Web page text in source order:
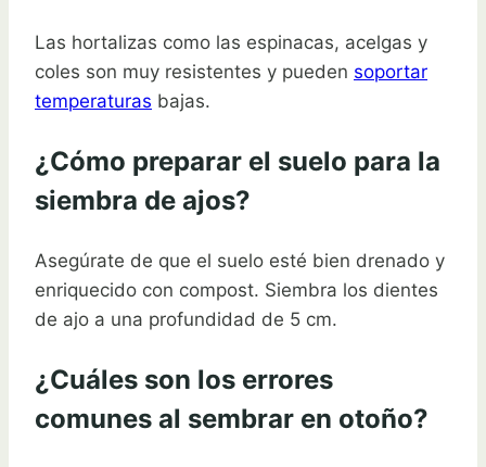
Las hortalizas como las espinacas, acelgas y
coles son muy resistentes y pueden soportar
temperaturas bajas.
¿Cómo preparar el suelo para la
siembra de ajos?
Asegúrate de que el suelo esté bien drenado y
enriquecido con compost. Siembra los dientes
de ajo a una profundidad de 5 cm.
¿Cuáles son los errores
comunes al sembrar en otoño?